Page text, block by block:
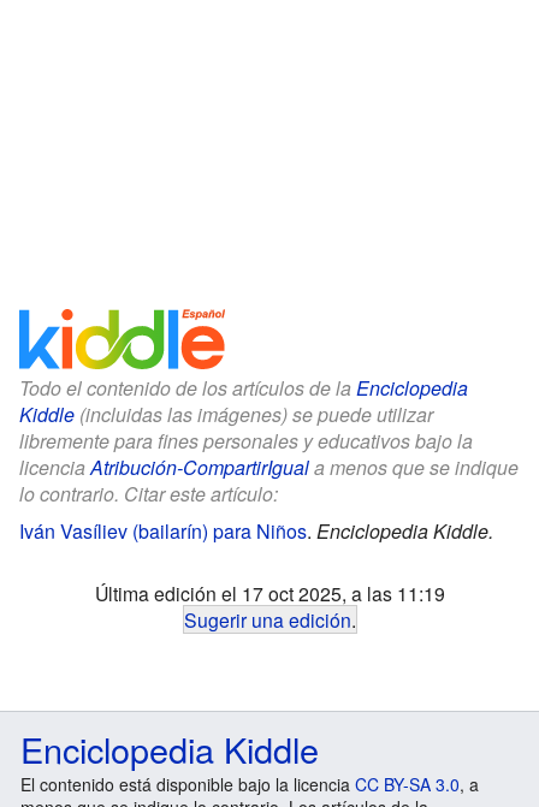
Todo el contenido de los artículos de la Enciclopedia
Kiddle (incluidas las imágenes) se puede utilizar
libremente para fines personales y educativos bajo la
licencia Atribución-CompartirIguala menos que se indique
lo contrario. Citar este artículo:
Iván Vasíliev (bailarín) para Niños. Enciclopedia Kiddle.
Última edición el 17 oct 2025, a las 11:19
Sugerir una edición.
Enciclopedia Kiddle
El contenido está disponible bajo la licencia CC BY-SA 3.0, a